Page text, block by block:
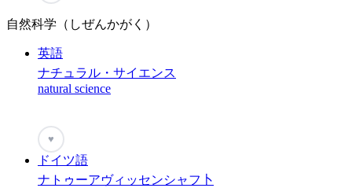
自然科学（しぜんかがく）
英語
ナチュラル・サイエンス
natural science
♥
ドイツ語
ナトゥーアヴィッセンシャフ卜